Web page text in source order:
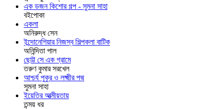
এক ডজন কিশোর গল্প - সুমনা সাহা
বইপোকা
একলা
অনিরুদ্ধ সেন
ইন্দোনেশিয়ার নিজস্ব শিল্পকলা বাটিক
অনিন্দিতা পাল
ছোট্ট সে এক গ্রামে
তরুণ কুমার সরখেল
আশ্চর্য পুকুর ও লক্ষ্মীর পদ্ম
সুমনা সাহা
ইয়েতির আত্মীয়তায়
তন্ময় ধর